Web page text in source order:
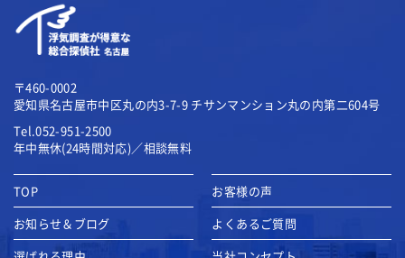
〒460-0002
愛知県名古屋市中区丸の内3-7-9 チサンマンション丸の内第二604号
Tel.052-951-2500
年中無休(24時間対応)／相談無料
TOP
お知らせ＆ブログ
お客様の声
よくあるご質問